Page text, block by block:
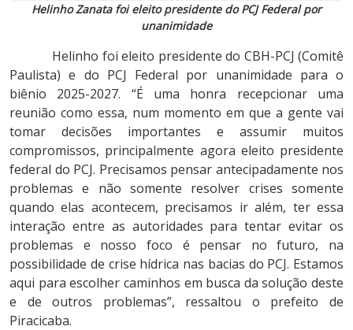
Helinho Zanata foi eleito presidente do PCJ Federal por
unanimidade
Helinho foi eleito presidente do CBH-PCJ (Comitê
Paulista) e do PCJ Federal por unanimidade para o
biênio 2025-2027. “É uma honra recepcionar uma
reunião como essa, num momento em que a gente vai
tomar decisões importantes e assumir muitos
compromissos, principalmente agora eleito presidente
federal do PCJ. Precisamos pensar antecipadamente nos
problemas e não somente resolver crises somente
quando elas acontecem, precisamos ir além, ter essa
interação entre as autoridades para tentar evitar os
problemas e nosso foco é pensar no futuro, na
possibilidade de crise hídrica nas bacias do PCJ. Estamos
aqui para escolher caminhos em busca da solução deste
e de outros problemas”, ressaltou o prefeito de
Piracicaba.